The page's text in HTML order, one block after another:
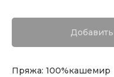
Пряжа: 100%кашемир